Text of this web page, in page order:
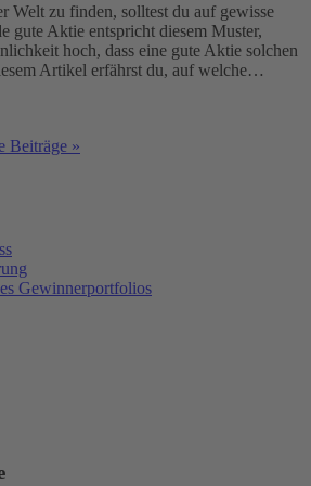
Welt zu finden, solltest du auf gewisse
gute Aktie entspricht diesem Muster,
hoch, dass eine gute Aktie solchen
Artikel erfährst du, auf welche…
Beiträge »
Gewinnerportfolios